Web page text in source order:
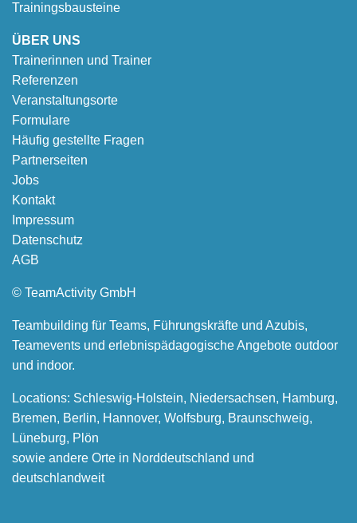
Trainingsbausteine
ÜBER UNS
Trainerinnen und Trainer
Referenzen
Veranstaltungsorte
Formulare
Häufig gestellte Fragen
Partnerseiten
Jobs
Kontakt
Impressum
Datenschutz
AGB
© TeamActivity GmbH
Teambuilding für Teams, Führungskräfte und Azubis,
Teamevents und erlebnispädagogische Angebote outdoor
und indoor.
Locations: Schleswig-Holstein, Niedersachsen, Hamburg,
Bremen, Berlin, Hannover, Wolfsburg, Braunschweig,
Lüneburg, Plön
sowie andere Orte in Norddeutschland und
deutschlandweit